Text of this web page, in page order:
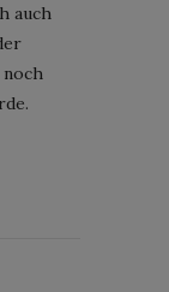
auch